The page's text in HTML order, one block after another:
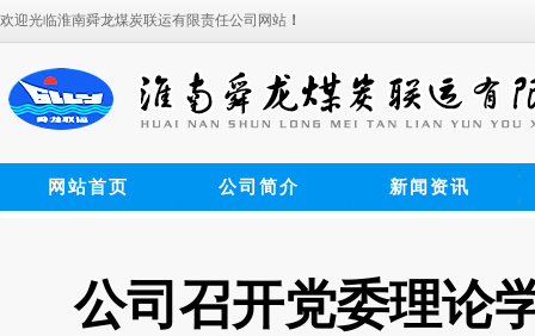
欢迎光临淮南舜龙煤炭联运有限责任公司网站 ！
网站首页 公司简介 新闻资讯
公司召开党委理论